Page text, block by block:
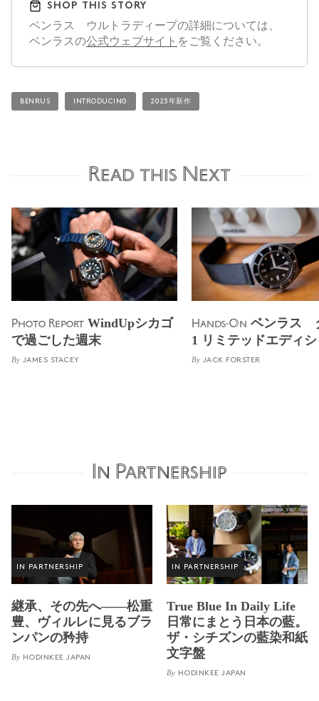
SHOP THIS STORY
ベンラス ウルトラディープの詳細については、
ベンラスの公式ウェブサイト をご覧ください。
BENRUS INTRODUCING 2023年新作
Read this Next
Photo Report WindUpシカゴ
で過ごした週末
By JAMES STACEY
Hands-On ベンラス
1 リミテッドエディ
By JACK FORSTER
In Partnership
IN PARTNERSHIP
継承、その先へ——松重
豊、ヴィルレに見るブラ
ンパンの矜持
By HODINKEE JAPAN
IN PARTNERSHIP
True Blue In Daily Life
日常にまとう日本の藍。
ザ・シチズンの藍染和紙
文字盤
By HODINKEE JAPAN